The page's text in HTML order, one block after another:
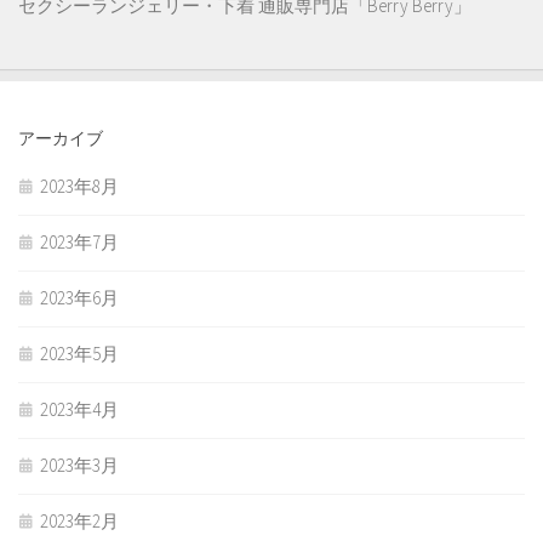
セクシーランジェリー・下着 通販専門店「Berry Berry」
アーカイブ
2023年8月
2023年7月
2023年6月
2023年5月
2023年4月
2023年3月
2023年2月